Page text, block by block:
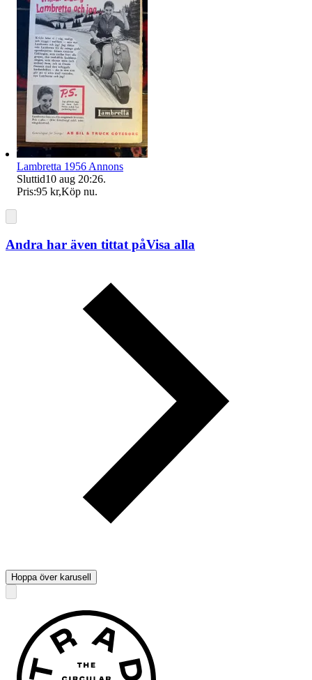
Lambretta 1956 Annons
Sluttid10 aug 20:26.
Pris:95 kr,Köp nu.
Andra har även tittat påVisa alla
Hoppa över karusell